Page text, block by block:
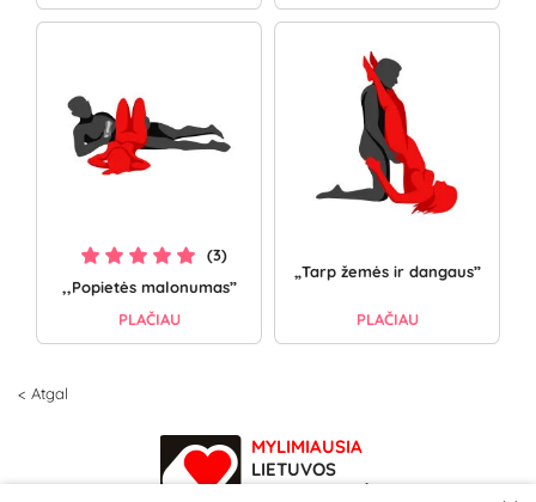
(3)
,,Popietės malonumas”
PLAČIAU
„Tarp žemės ir dangaus”
PLAČIAU
< Atgal
MYLIMIAUSIA
LIETUVOS
ELEKTRONINĖ